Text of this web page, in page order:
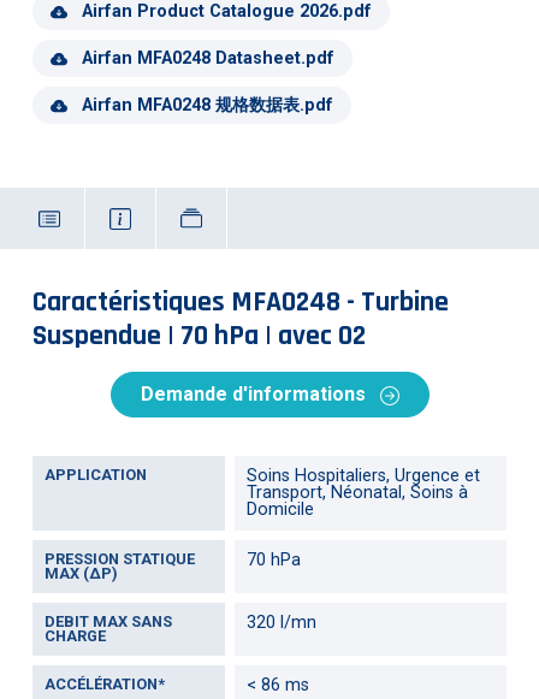
Airfan Product Catalogue 2026.pdf
Airfan MFA0248 Datasheet.pdf
Airfan MFA0248 规格数据表.pdf
Caractéristiques MFA0248 - Turbine
Suspendue | 70 hPa | avec O2
Demande d'informations
APPLICATION
Soins Hospitaliers, Urgence et
Transport, Néonatal, Soins à
Domicile
PRESSION STATIQUE
MAX (ΔP)
70 hPa
DEBIT MAX SANS
CHARGE
320 l/mn
ACCÉLÉRATION* < 86 ms